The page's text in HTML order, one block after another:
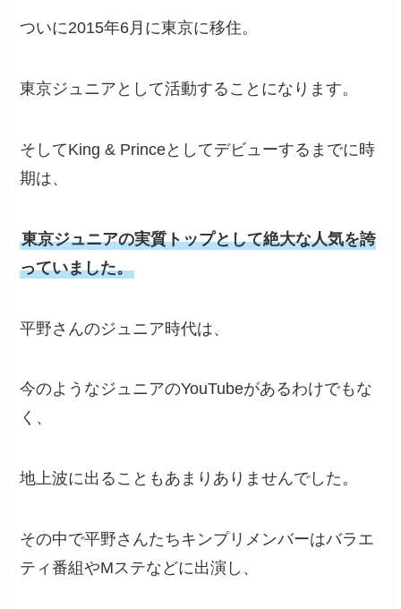
ついに2015年6月に東京に移住。
東京ジュニアとして活動することになります。
そしてKing & Princeとしてデビューするまでに時
期は、
東京ジュニアの実質トップとして絶大な人気を誇
っていました。
平野さんのジュニア時代は、
今のようなジュニアのYouTubeがあるわけでもな
く、
地上波に出ることもあまりありませんでした。
その中で平野さんたちキンプリメンバーはバラエ
ティ番組やMステなどに出演し、